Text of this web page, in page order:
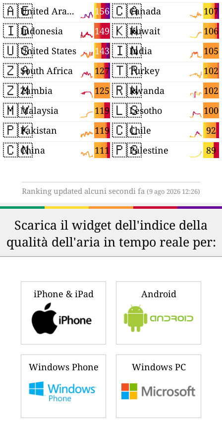
🇦🇪 156
United Arab Emirates
🇮🇩 149
Indonesia
🇺🇸 143
United States
🇿🇦 127
South Africa
🇿🇲 125
Zambia
🇲🇾 119
Malaysia
🇵🇰 119
Pakistan
🇨🇳 111
China
🇨🇦 107
Canada
🇰🇼 106
Kuwait
🇮🇳 105
India
🇹🇷 102
Turkey
🇷🇼 102
Rwanda
🇱🇸 100
Lesotho
🇨🇱 92
Chile
🇵🇸 89
Palestine
Ranking updated alcuni secondi fa (9 ago 2026 12:26)
Scarica il widget dell'indice della
qualità dell'aria in tempo reale per:
iPhone & iPad Android
Windows Phone Windows PC